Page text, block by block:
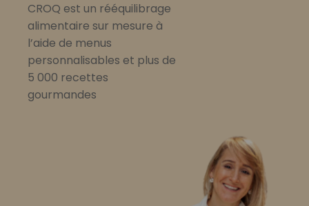
CROQ est un rééquilibrage
alimentaire sur mesure à
l’aide de menus
personnalisables et plus de
5 000 recettes
gourmandes